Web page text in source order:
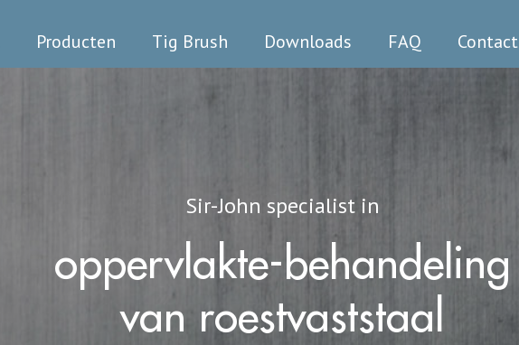
Producten Tig Brush Downloads FAQ Contact
Sir-John specialist in
oppervlakte-behandeling
van roestvaststaal